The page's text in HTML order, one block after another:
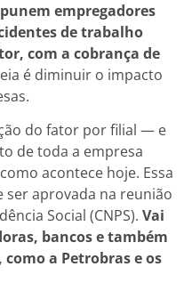
empregadores
de trabalho
com a cobrança de
é diminuir o impacto
do fator por filial — e
de toda a empresa
acontece hoje. Essa
ser aprovada na reunião
Social (CNPS). Vai
bancos e também
a Petrobras e os